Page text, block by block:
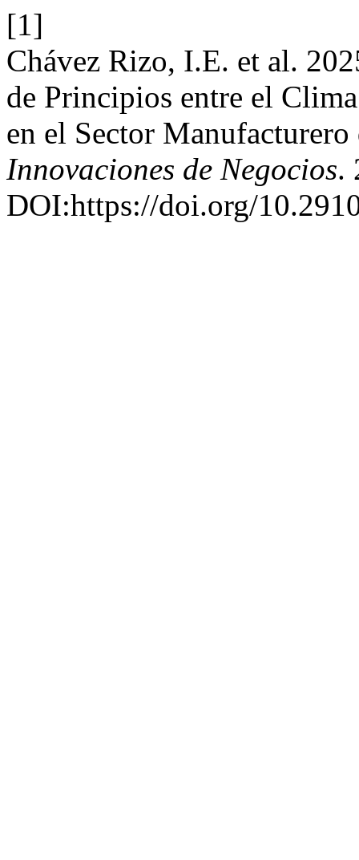
[1]
Chávez Rizo, I.E. et al.
de Principios entre el
en el Sector
Innovaciones de Negocios.
DOI:https://doi.org/